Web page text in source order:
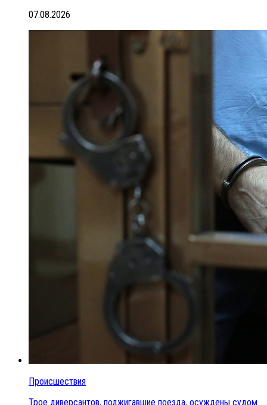
07.08.2026
Происшествия
Трое диверсантов, поджигавшие поезда, осуждены судом